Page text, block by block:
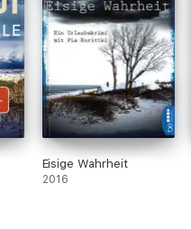
Eisige Wahrheit
2016